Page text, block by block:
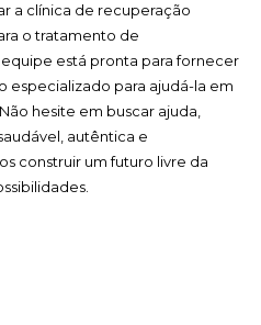
a clínica de recuperação
o tratamento de
está pronta para fornecer
especializado para ajudá-la em
hesite em buscar ajuda,
autêntica e
construir um futuro livre da